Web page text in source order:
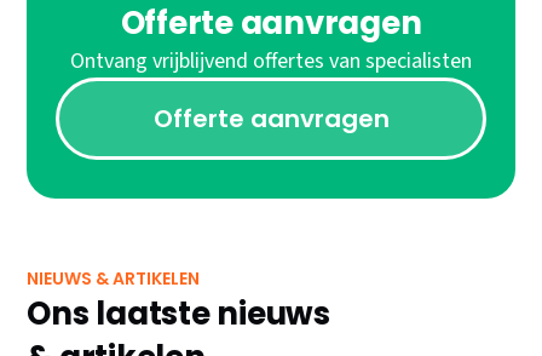
Offerte aanvragen
Ontvang vrijblijvend offertes van specialisten
Offerte aanvragen
NIEUWS & ARTIKELEN
Ons laatste nieuws